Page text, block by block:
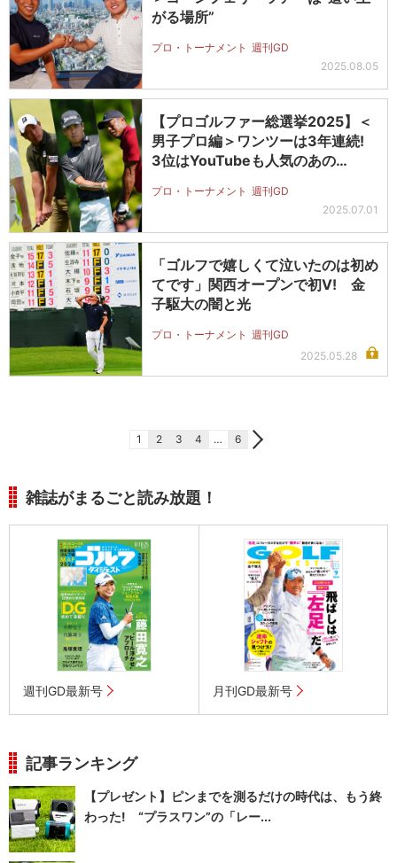
がる場所”
プロ・トーナメント 週刊GD
2025.08.05
【プロゴルファー総選挙2025】＜
男子プロ編＞ワンツーは3年連続!
3位はYouTubeも人気のあの…
プロ・トーナメント 週刊GD
2025.07.01
「ゴルフで嬉しくて泣いたのは初め
てです」関西オープンで初V! 金
子駆大の闇と光
プロ・トーナメント 週刊GD
2025.05.28
1 2 3 4 … 6
雑誌がまるごと読み放題！
週刊GD最新号 月刊GD最新号
記事ランキング
【プレゼント】ピンまでを測るだけの時代は、もう終
わった! “プラスワン”の「レー...